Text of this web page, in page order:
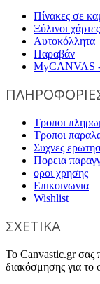
Πίνακες σε
Ξύλινοι χάρτες
Αυτοκόλλητα
Παραβάν
MyCANVAS -
Τροποι
Τροποι
Συχνες
Πορεια
οροι χρησης
Επικοινωνια
Wishlist
ΣΧΕΤΙΚΑ
Το Canvastic.gr σας
διακόσμησης για το